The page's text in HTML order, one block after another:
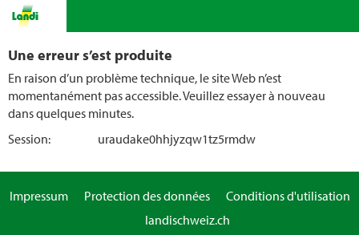
Une erreur s’est produite
En raison d’un problème technique, le site Web n’est
momentanément pas accessible. Veuillez essayer à nouveau
dans quelques minutes.
Session:
uraudake0hhjyzqw1tz5rmdw
Impressum Protection des données
Conditions d'utilisation
landischweiz.ch